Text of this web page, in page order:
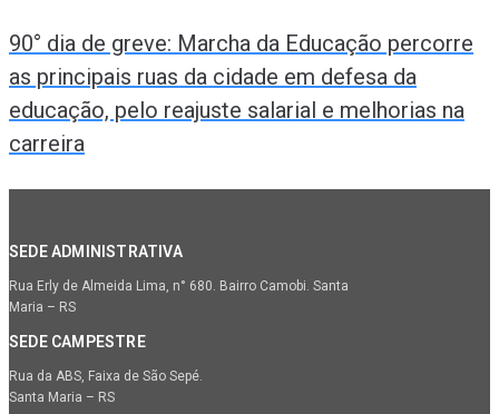
90° dia de greve: Marcha da Educação percorre
as principais ruas da cidade em defesa da
educação, pelo reajuste salarial e melhorias na
carreira
SEDE ADMINISTRATIVA
Rua Erly de Almeida Lima, n° 680. Bairro Camobi. Santa
Maria – RS
SEDE CAMPESTRE
Rua da ABS, Faixa de São Sepé.
Santa Maria – RS